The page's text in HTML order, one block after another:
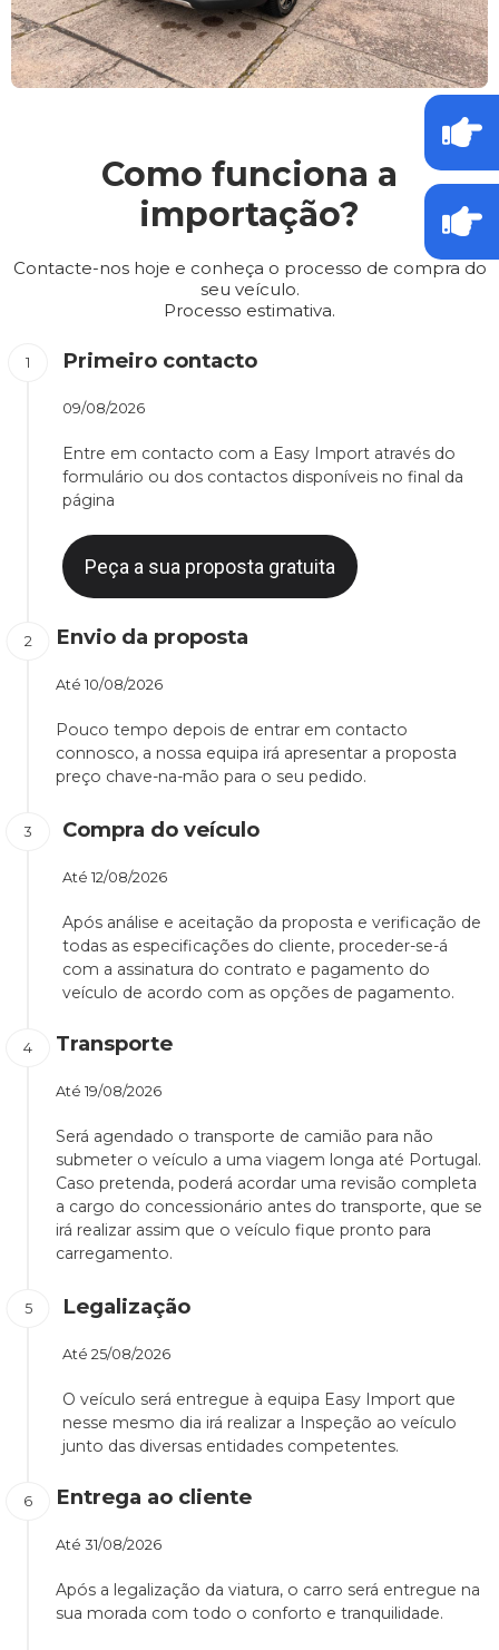
Como funciona a
importação?
Contacte-nos hoje e conheça o processo de compra do
seu veículo.
Processo estimativa.
Primeiro contacto
09/08/2026
Entre em contacto com a Easy Import através do
formulário ou dos contactos disponíveis no final da
página
Peça a sua proposta gratuita
Envio da proposta
Até 10/08/2026
Pouco tempo depois de entrar em contacto
connosco, a nossa equipa irá apresentar a proposta
preço chave-na-mão para o seu pedido.
Compra do veículo
Até 12/08/2026
Após análise e aceitação da proposta e verificação de
todas as especificações do cliente, proceder-se-á
com a assinatura do contrato e pagamento do
veículo de acordo com as opções de pagamento.
Transporte
Até 19/08/2026
Será agendado o transporte de camião para não
submeter o veículo a uma viagem longa até Portugal.
Caso pretenda, poderá acordar uma revisão completa
a cargo do concessionário antes do transporte, que se
irá realizar assim que o veículo fique pronto para
carregamento.
Legalização
Até 25/08/2026
O veículo será entregue à equipa Easy Import que
nesse mesmo dia irá realizar a Inspeção ao veículo
junto das diversas entidades competentes.
Entrega ao cliente
Até 31/08/2026
Após a legalização da viatura, o carro será entregue na
sua morada com todo o conforto e tranquilidade.